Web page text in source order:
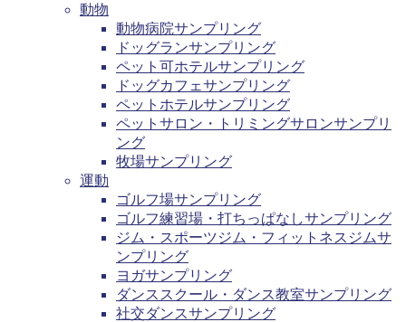
動物
動物病院サンプリング
ドッグランサンプリング
ペット可ホテルサンプリング
ドッグカフェサンプリング
ペットホテルサンプリング
ペットサロン・トリミングサロンサンプリ
ング
牧場サンプリング
運動
ゴルフ場サンプリング
ゴルフ練習場・打ちっぱなしサンプリング
ジム・スポーツジム・フィットネスジムサ
ンプリング
ヨガサンプリング
ダンススクール・ダンス教室サンプリング
社交ダンスサンプリング